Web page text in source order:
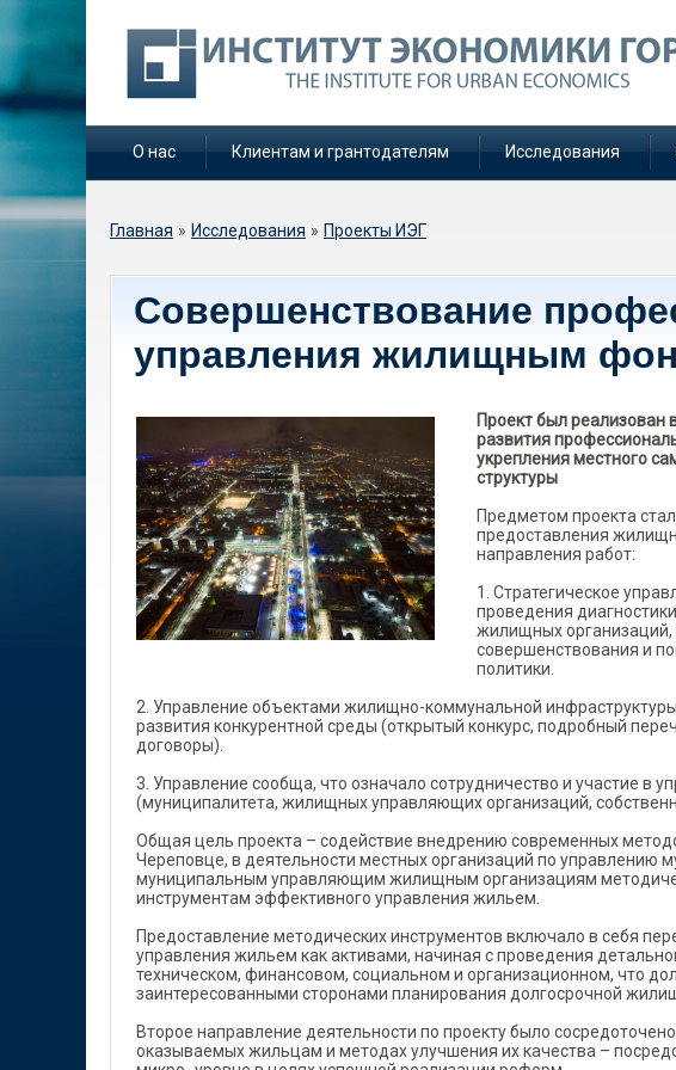
О нас Клиентам и грантодателям Исследования
Вы здесь
Главная » Исследования » Проекты ИЭГ
Совершенствование
управления жилищным
Проект был реализован
развития
укрепления местного
структуры
Предметом проекта
предоставления
направления работ:
1. Стратегическое
проведения
жилищных организаций,
совершенствования и
политики.
2. Управление объектами жилищно-коммунальной
развития конкурентной среды (открытый конкурс, подробный
договоры).
3. Управление сообща, что означало сотрудничество и участие в
(муниципалитета, жилищных управляющих организаций,
Общая цель проекта – содействие внедрению современных
Череповце, в деятельности местных организаций по
муниципальным управляющим жилищным организациям
инструментам эффективного управления жильем.
Предоставление методических инструментов включало в себя
управления жильем как активами, начиная с проведения
техническом, финансовом, социальном и организационном, что
заинтересованными сторонами планирования долгосрочной
Второе направление деятельности по проекту было
оказываемых жильцам и методах улучшения их качества –